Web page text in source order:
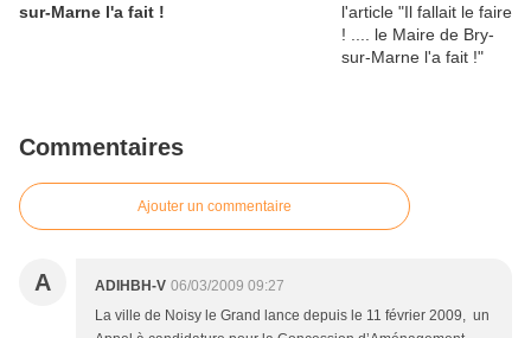
sur-Marne l'a fait !
Commentaires
Ajouter un commentaire
A ADIHBH-V 06/03/2009 09:27
La ville de Noisy le Grand lance depuis le 11 février 2009, un